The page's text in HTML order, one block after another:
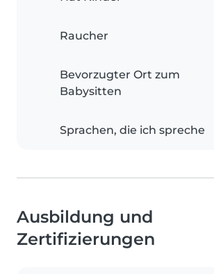
Raucher
Bevorzugter Ort zum
Babysitten
Sprachen, die ich spreche
Ausbildung und
Zertifizierungen